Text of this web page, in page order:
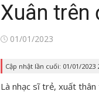
Xuân trên
Posted
01/01/2023
Cập nhật lần cuối: 01/01/2023
Là nhạc sĩ trẻ, xuất